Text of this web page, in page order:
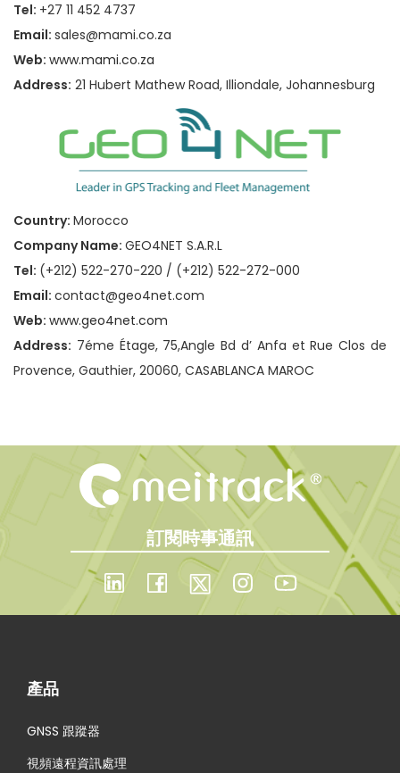
Tel: +27 11 452 4737
Email: sales@mami.co.za
Web: www.mami.co.za
Address: 21 Hubert Mathew Road, Illiondale, Johannesburg
Country: Morocco
Company Name: GEO4NET S.A.R.L
Tel: (+212) 522-270-220‬ / ‪(+212) 522-272-000‬
Email: contact@geo4net.com
Web: www.geo4net.com
Address: 7éme Étage, 75,Angle Bd d’ Anfa et Rue Clos de
Provence, Gauthier, 20060, CASABLANCA MAROC
訂閱時事通訊
產品
GNSS 跟蹤器
視頻遠程資訊處理